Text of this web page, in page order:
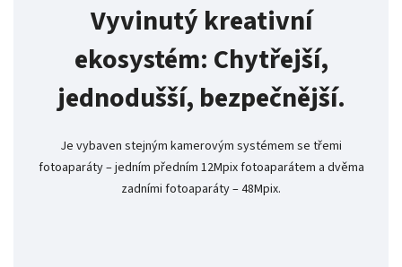
Vyvinutý kreativní
ekosystém: Chytřejší,
jednodušší, bezpečnější.
Je vybaven stejným kamerovým systémem se třemi
fotoaparáty – jedním předním 12Mpix fotoaparátem a dvěma
zadními fotoaparáty – 48Mpix.